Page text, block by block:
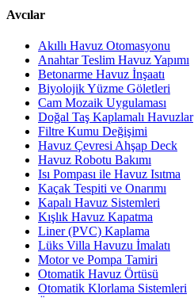
Avcılar
Akıllı Havuz Otomasyonu
Anahtar Teslim Havuz Yapımı
Betonarme Havuz İnşaatı
Biyolojik Yüzme Göletleri
Cam Mozaik Uygulaması
Doğal Taş Kaplamalı Havuzlar
Filtre Kumu Değişimi
Havuz Çevresi Ahşap Deck
Havuz Robotu Bakımı
Isı Pompası ile Havuz Isıtma
Kaçak Tespiti ve Onarımı
Kapalı Havuz Sistemleri
Kışlık Havuz Kapatma
Liner (PVC) Kaplama
Lüks Villa Havuzu İmalatı
Motor ve Pompa Tamiri
Otomatik Havuz Örtüsü
Otomatik Klorlama Sistemleri